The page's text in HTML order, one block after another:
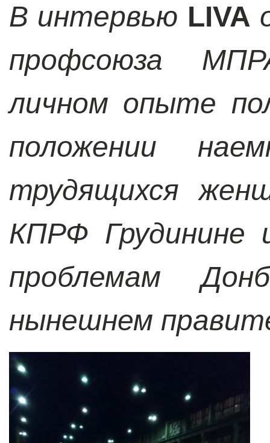
В интервью LIVA
профсоюза
личном опыте
положении
трудящихся
КПРФ Грудинине
проблемам
нынешнем